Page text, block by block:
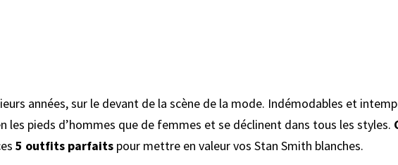
années, sur le devant de la scène de la mode. Indémodables et
les pieds d’hommes que de femmes et se déclinent dans tous les styles.
5 outfits parfaitspour mettre en valeur vos Stan Smith blanches.